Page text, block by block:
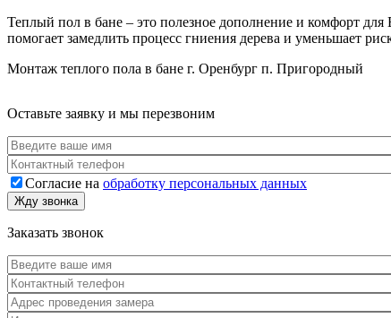
Теплый пол в бане – это полезное дополнение и комфорт
помогает замедлить процесс гниения дерева и уменьшает
Монтаж теплого пола в бане г. Оренбург п. Пригородный
Оставьте заявку и мы перезвоним
Согласие на обработку персональных данных
Согласие*
Жду звонка
Заказать звонок